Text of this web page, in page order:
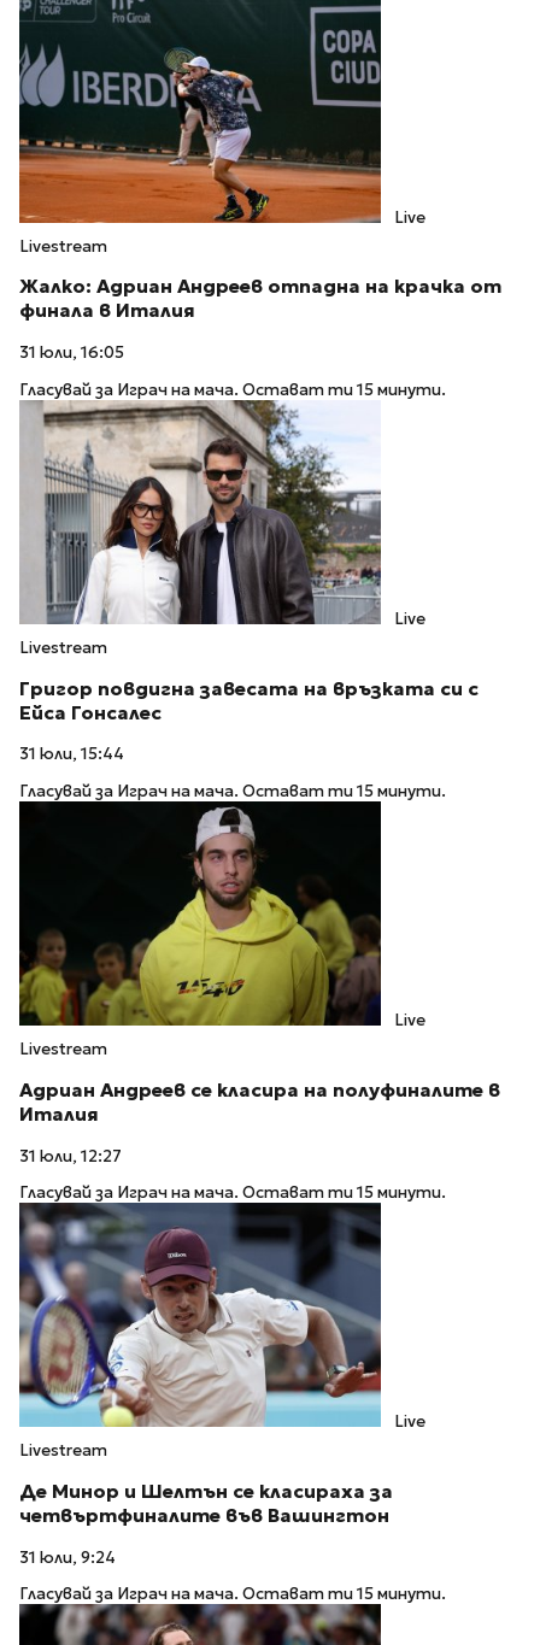
Live
Livestream
Жалко: Адриан Андреев отпадна на крачка от
финала в Италия
31 юли, 16:05
Гласувай за Играч на мача. Остават ти 15 минути.
Live
Livestream
Григор повдигна завесата на връзката си с
Ейса Гонсалес
31 юли, 15:44
Гласувай за Играч на мача. Остават ти 15 минути.
Live
Livestream
Адриан Андреев се класира на полуфиналите в
Италия
31 юли, 12:27
Гласувай за Играч на мача. Остават ти 15 минути.
Live
Livestream
Де Минор и Шелтън се класираха за
четвъртфиналите във Вашингтон
31 юли, 9:24
Гласувай за Играч на мача. Остават ти 15 минути.